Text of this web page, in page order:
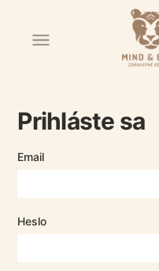
Prihláste sa
Email
Heslo